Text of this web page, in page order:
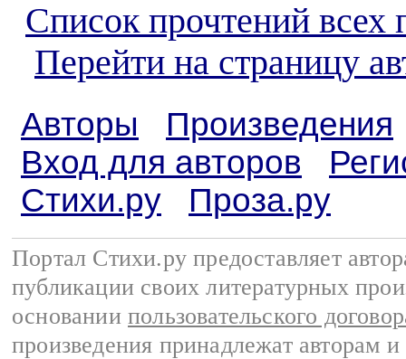
Список прочтений всех
Перейти на страницу
Авторы
Произведения
Вход для авторов
Стихи.ру
Проза.ру
Портал Стихи.ру предоставляет
публикации своих литературных
основании пользовательского
произведения принадлежат авторам